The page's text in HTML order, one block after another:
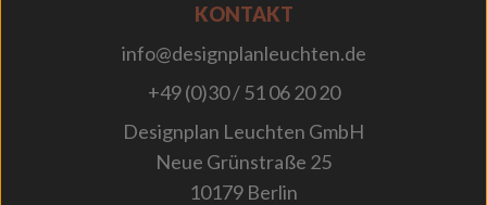
KONTAKT
info@designplanleuchten.de
+49 (0)30 / 51 06 20 20
Designplan Leuchten GmbH
Neue Grünstraße 25
10179 Berlin